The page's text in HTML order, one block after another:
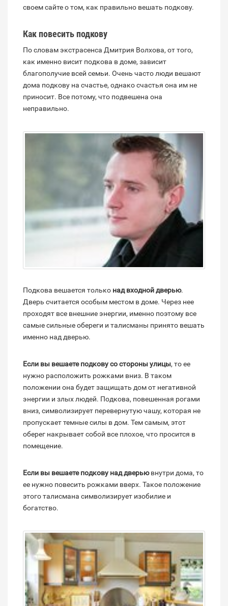
своем сайте о том, как правильно вешать подкову.
Как повесить подкову
По словам экстрасенса Дмитрия Волхова, от того,
как именно висит подкова в доме, зависит
благополучие всей семьи. Очень часто люди вешают
дома подкову на счастье, однако счастья она им не
приносит. Все потому, что подвешена она
неправильно.
Подкова вешается только над входной дверью.
Дверь считается особым местом в доме. Через нее
проходят все внешние энергии, именно поэтому все
самые сильные обереги и талисманы принято вешать
именно над дверью.
Если вы вешаете подкову со стороны улицы, то ее
нужно расположить рожками вниз. В таком
положении она будет защищать дом от негативной
энергии и злых людей. Подкова, повешенная рогами
вниз, символизирует перевернутую чашу, которая не
пропускает темные силы в дом. Тем самым, этот
оберег накрывает собой все плохое, что просится в
помещение.
Если вы вешаете подкову над дверьювнутри дома, то
ее нужно повесить рожками вверх. Такое положение
этого талисмана символизирует изобилие и
богатство.